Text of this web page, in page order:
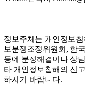
정보주체는 개인정보
보분쟁조정위원회, 한
등에 분쟁해결이나 상
타 개인정보침해의 신
하시기 바랍니다.